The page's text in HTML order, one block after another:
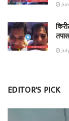
EDITOR'S PICK